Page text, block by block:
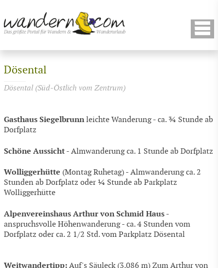
Dösental
Dösental (Süd-Östlich vom Zentrum)
Gasthaus Siegelbrunn leichte Wanderung - ca. ¾ Stunde ab
Dorfplatz
Schöne Aussicht - Almwanderung ca. 1 Stunde ab Dorfplatz
Wolliggerhütte (Montag Ruhetag) - Almwanderung ca. 2
Stunden ab Dorfplatz oder ¼ Stunde ab Parkplatz
Wolliggerhütte
Alpenvereinshaus Arthur von Schmid Haus -
anspruchsvolle Höhenwanderung - ca. 4 Stunden vom
Dorfplatz oder ca. 2 1/2 Std. vom Parkplatz Dösental
Weitwandertipp: Auf's Säuleck (3.086 m) Zum Arthur von